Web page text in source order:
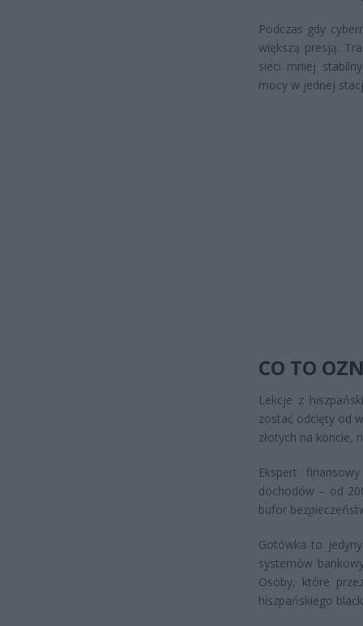
Podczas gdy
większą presją.
sieci mniej
mocy w jednej
CO TO
Lekcje z
zostać odcięty od
złotych na koncie,
Ekspert
dochodów – od
bufor
Gotówka to
systemów
Osoby, które
hiszpańskiego